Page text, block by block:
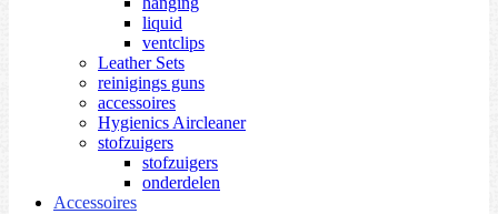
liquid
ventclips
Leather Sets
reinigings guns
accessoires
Hygienics Aircleaner
stofzuigers
stofzuigers
onderdelen
Accessoires